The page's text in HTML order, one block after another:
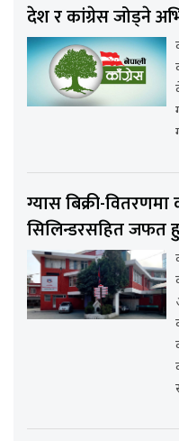
देश र कांग्रेस जोड्ने
ग्यास बिक्री-
सिलिन्डरसहित जफत